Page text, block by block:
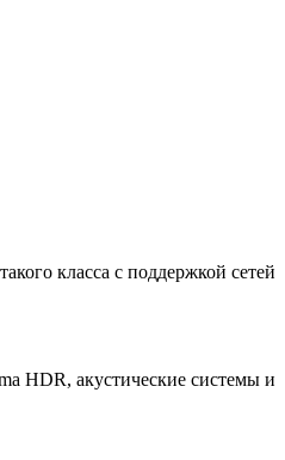
класса с поддержкой сетей
HDR, акустические системы и